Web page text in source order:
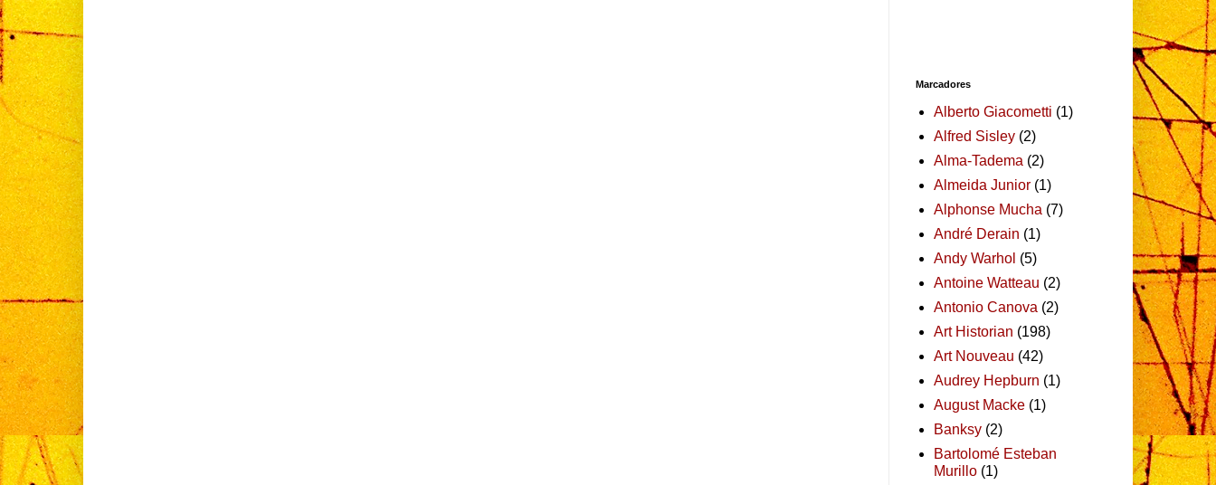
Marcadores
Alberto Giacometti (1)
Alfred Sisley (2)
Alma-Tadema (2)
Almeida Junior (1)
Alphonse Mucha (7)
André Derain (1)
Andy Warhol (5)
Antoine Watteau (2)
Antonio Canova (2)
Art Historian (198)
Art Nouveau (42)
Audrey Hepburn (1)
August Macke (1)
Banksy (2)
Bartolomé Esteban
Murillo (1)